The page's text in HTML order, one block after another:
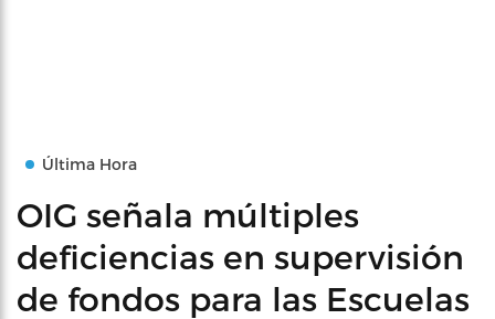
Última Hora
OIG señala múltiples
deficiencias en supervisión
de fondos para las Escuelas